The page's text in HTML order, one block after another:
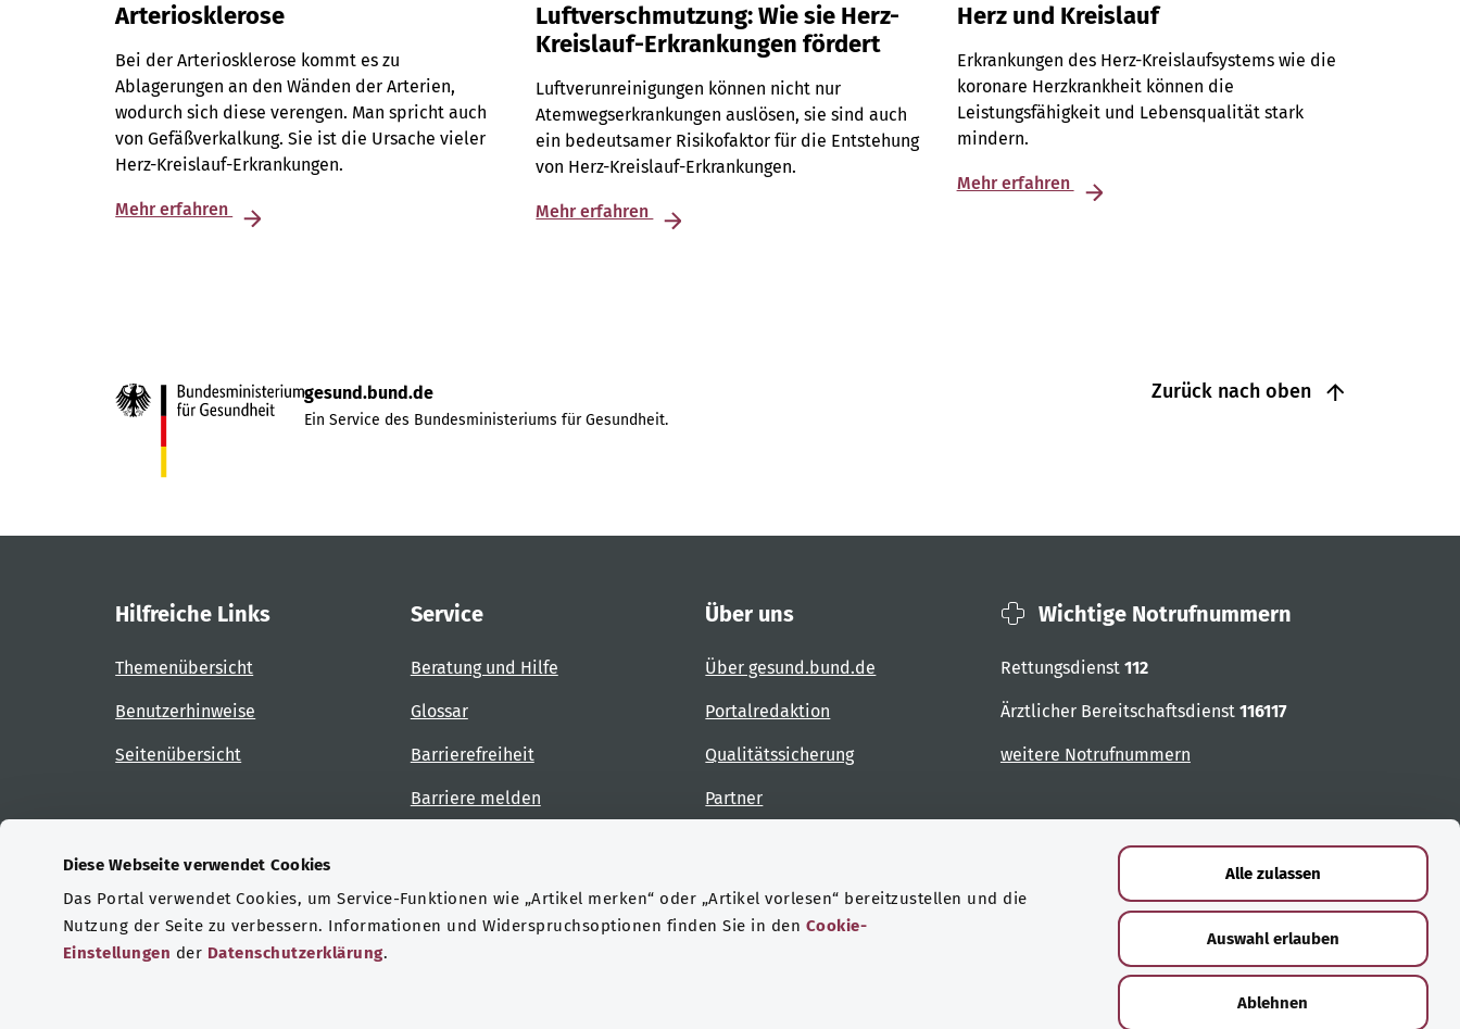
Diese Webseite verwendet Cookies
Das Portal verwendet Cookies, um Service-Funktionen wie „Artikel merken“ oder „Artikel vorlesen“ bereitzustellen und die
Nutzung der Seite zu verbessern. Informationen und Widerspruchsoptionen finden Sie in den Cookie-
Einstellungen der Datenschutzerklärung.
Alle zulassen
Auswahl erlauben
Ablehnen
Arteriosklerose
Bei der Arteriosklerose kommt es zu
Ablagerungen an den Wänden der Arterien,
wodurch sich diese verengen. Man spricht auch
von Gefäßverkalkung. Sie ist die Ursache vieler
Herz-Kreislauf-Erkrankungen.
Mehr erfahren
Luftverschmutzung: Wie sie Herz-
Kreislauf-Erkrankungen fördert
Luftverunreinigungen können nicht nur
Atemwegserkrankungen auslösen, sie sind auch
ein bedeutsamer Risikofaktor für die Entstehung
von Herz-Kreislauf-Erkrankungen.
Mehr erfahren
Herz und Kreislauf
Erkrankungen des Herz-Kreislaufsystems wie die
koronare Herzkrankheit können die
Leistungsfähigkeit und Lebensqualität stark
mindern.
Mehr erfahren
Zurück nach oben
gesund.bund.de
Ein Service des Bundesministeriums für Gesundheit.
Hilfreiche Links
Themenübersicht
Benutzerhinweise
Seitenübersicht
Service
Beratung und Hilfe
Glossar
Barrierefreiheit
Barriere melden
Über uns
Über gesund.bund.de
Portalredaktion
Qualitätssicherung
Partner
Wichtige Notrufnummern
Rettungsdienst 112
Ärztlicher Bereitschaftsdienst 116117
weitere Notrufnummern
Zertifizierungen